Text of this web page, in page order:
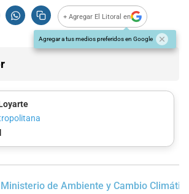
+ Agregar El Litoral en
Agregar a tus medios preferidos en Google
Ministerio de Ambiente y Cambio